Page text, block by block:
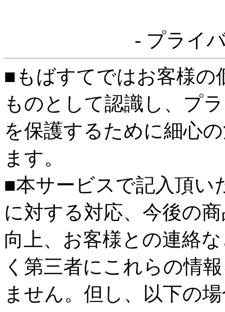
- プライ
■もばすてではお客様の
ものとして認識し、プ
を保護するために細心
ます。
■本サービスで記入頂い
に対する対応、今後の
向上、お客様との連絡
く第三者にこれらの情
ません。但し、以下の